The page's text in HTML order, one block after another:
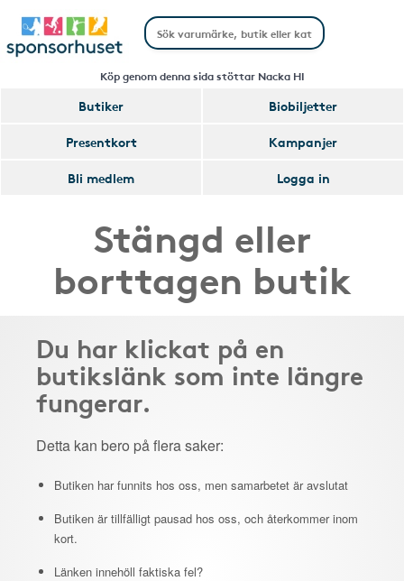
Köp genom denna sida stöttar Nacka HI
Butiker
Biobiljetter
Presentkort
Kampanjer
Bli medlem
Logga in
Stängd eller
borttagen butik
Du har klickat på en
butikslänk som inte längre
fungerar.
Detta kan bero på flera saker:
Butiken har funnits hos oss, men samarbetet är avslutat
Butiken är tillfälligt pausad hos oss, och återkommer inom
kort.
Länken innehöll faktiska fel?